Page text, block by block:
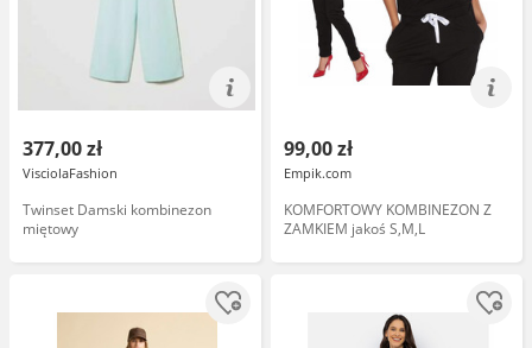
377,00 zł
VisciolaFashion
Twinset Damski kombinezon
miętowy
99,00 zł
Empik.com
KOMFORTOWY KOMBINEZON Z
ZAMKIEM jakoś S,M,L